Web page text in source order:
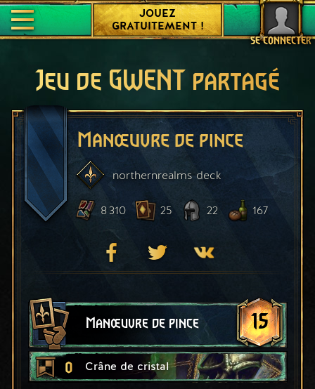
SE CONNECTER
JOUEZ
GRATUITEMENT !
Jeu de GWENT partagé
Manœuvre de pince
northernrealmsdeck
8 310 25 22 167
Manœuvre de pince 15
0 Crâne de cristal